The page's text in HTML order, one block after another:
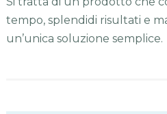
tempo, splendidi risultati e
un’unica soluzione semplice.